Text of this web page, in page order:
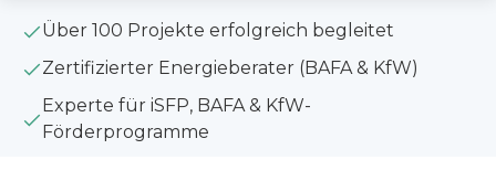
Über 100 Projekte erfolgreich begleitet
Zertifizierter Energieberater (BAFA & KfW)
Experte für iSFP, BAFA & KfW-
Förderprogramme